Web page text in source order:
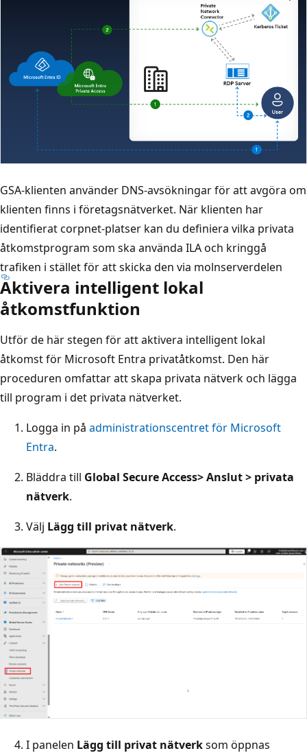
GSA-klienten använder DNS-avsökningar för att avgöra om
klienten finns i företagsnätverket. När klienten har
identifierat corpnet-platser kan du definiera vilka privata
åtkomstprogram som ska använda ILA och kringgå
trafiken i stället för att skicka den via molnserverdelen
Aktivera intelligent lokal
åtkomstfunktion
Utför de här stegen för att aktivera intelligent lokal
åtkomst för Microsoft Entra privatåtkomst. Den här
proceduren omfattar att skapa privata nätverk och lägga
till program i det privata nätverket.
Logga in på administrationscentret för Microsoft
Entra.
Bläddra till Global Secure Access> Anslut > privata
nätverk.
Välj Lägg till privat nätverk.
I panelen Lägg till privat nätverksom öppnas